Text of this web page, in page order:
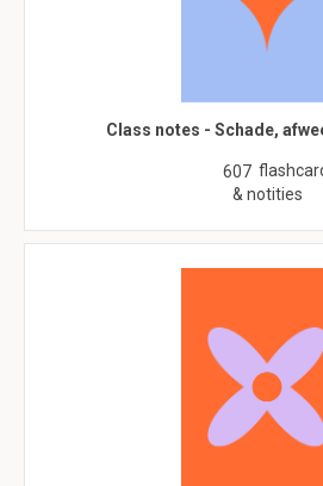
Class notes - Schade,
607
& notities